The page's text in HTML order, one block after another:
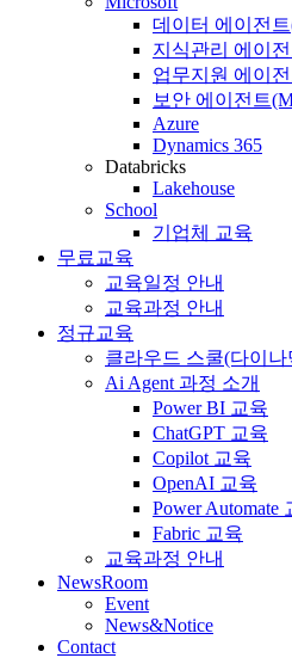
데이터 에이전트
지식관리 에이
업무지원 에이
보안 에이전트
Azure
Dynamics 365
Databricks
Lakehouse
School
기업체 교육
무료교육
교육일정 안내
교육과정 안내
정규교육
클라우드 스쿨(다이나
Ai Agent 과정 소개
Power BI 교육
ChatGPT 교육
Copilot 교육
OpenAI 교육
Power Automate
Fabric 교육
교육과정 안내
NewsRoom
Event
News&Notice
Contact